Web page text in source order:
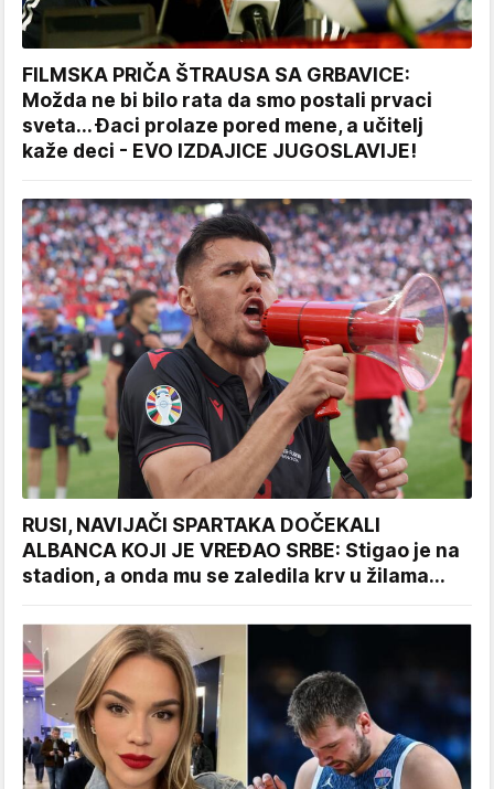
FILMSKA PRIČA ŠTRAUSA SA GRBAVICE:
Možda ne bi bilo rata da smo postali prvaci
sveta... Đaci prolaze pored mene, a učitelj
kaže deci - EVO IZDAJICE JUGOSLAVIJE!
RUSI, NAVIJAČI SPARTAKA DOČEKALI
ALBANCA KOJI JE VREĐAO SRBE: Stigao je na
stadion, a onda mu se zaledila krv u žilama...